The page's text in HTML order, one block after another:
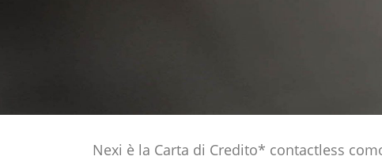
Nexi è la Carta di Credito* contactless